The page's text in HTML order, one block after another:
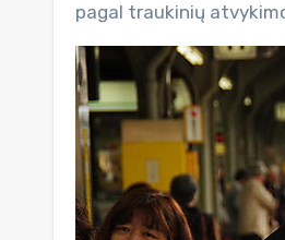
pagal traukinių